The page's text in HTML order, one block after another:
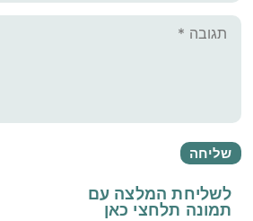
לשליחת המלצה עם
תמונה תלחצי כאן